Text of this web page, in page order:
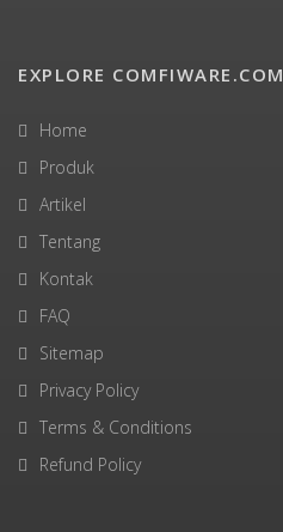
EXPLORE COMFIWARE.COM
Home
Produk
Artikel
Tentang
Kontak
FAQ
Sitemap
Privacy Policy
Terms & Conditions
Refund Policy